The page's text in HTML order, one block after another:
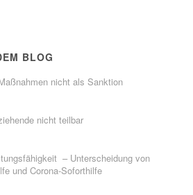
BLOG
nicht als Sanktion
nicht teilbar
– Unterscheidung von
und Corona-Soforthilfe